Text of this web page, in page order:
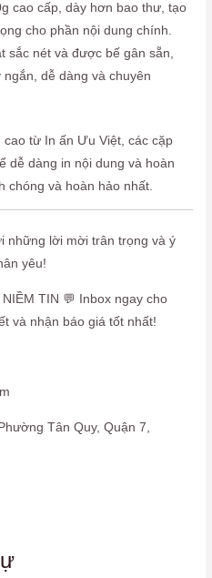
cao cấp, dày hơn bao thư, tạo
cho phần nội dung chính.
sắc nét và được bế gân sẵn,
dễ dàng và chuyên
từ In ấn Ưu Việt, các cặp
dễ dàng in nội dung và hoàn
chóng và hoàn hảo nhất.
những lời mời trân trọng và ý
yêu!
TIN 💬 Inbox ngay cho
và nhận báo giá tốt nhất!
Tân Quy, Quận 7,